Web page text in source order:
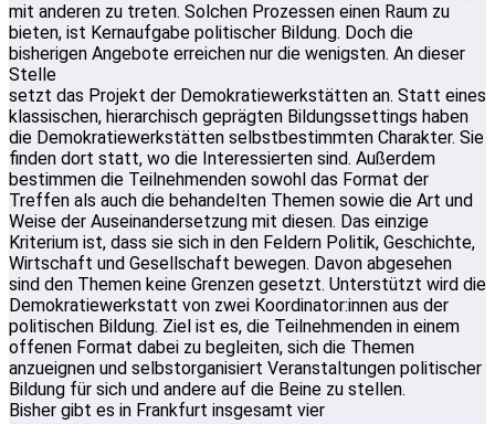
mit anderen zu treten. Solchen Prozessen einen Raum zu
bieten, ist Kernaufgabe politischer Bildung. Doch die
bisherigen Angebote erreichen nur die wenigsten. An dieser
Stelle
setzt das Projekt der Demokratiewerkstätten an. Statt eines
klassischen, hierarchisch geprägten Bildungssettings haben
die Demokratiewerkstätten selbstbestimmten Charakter. Sie
finden dort statt, wo die Interessierten sind. Außerdem
bestimmen die Teilnehmenden sowohl das Format der
Treffen als auch die behandelten Themen sowie die Art und
Weise der Auseinandersetzung mit diesen. Das einzige
Kriterium ist, dass sie sich in den Feldern Politik, Geschichte,
Wirtschaft und Gesellschaft bewegen. Davon abgesehen
sind den Themen keine Grenzen gesetzt. Unterstützt wird die
Demokratiewerkstatt von zwei Koordinator:innen aus der
politischen Bildung. Ziel ist es, die Teilnehmenden in einem
offenen Format dabei zu begleiten, sich die Themen
anzueignen und selbstorganisiert Veranstaltungen politischer
Bildung für sich und andere auf die Beine zu stellen.
Bisher gibt es in Frankfurt insgesamt vier